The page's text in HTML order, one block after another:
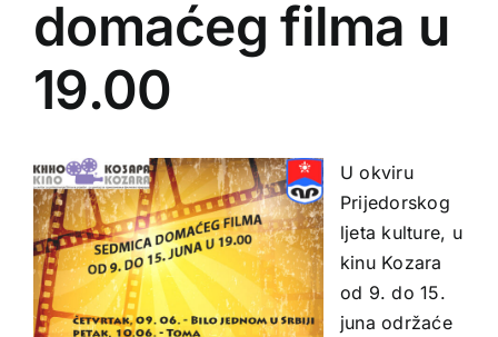
domaćeg filma u
19.00
U okviru
Prijedorskog
ljeta kulture, u
kinu Kozara
od 9. do 15.
juna održaće